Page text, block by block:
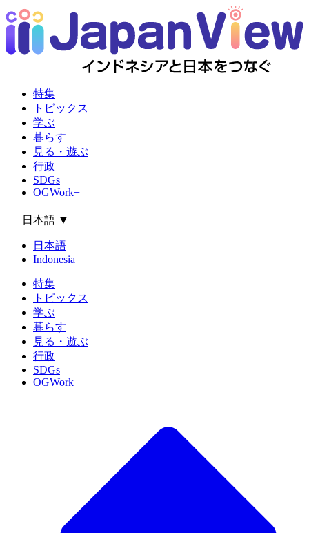
特集
トピックス
学ぶ
暮らす
見る・遊ぶ
行政
SDGs
OGWork+
日本語 ▼
日本語
Indonesia
特集
トピックス
学ぶ
暮らす
見る・遊ぶ
行政
SDGs
OGWork+